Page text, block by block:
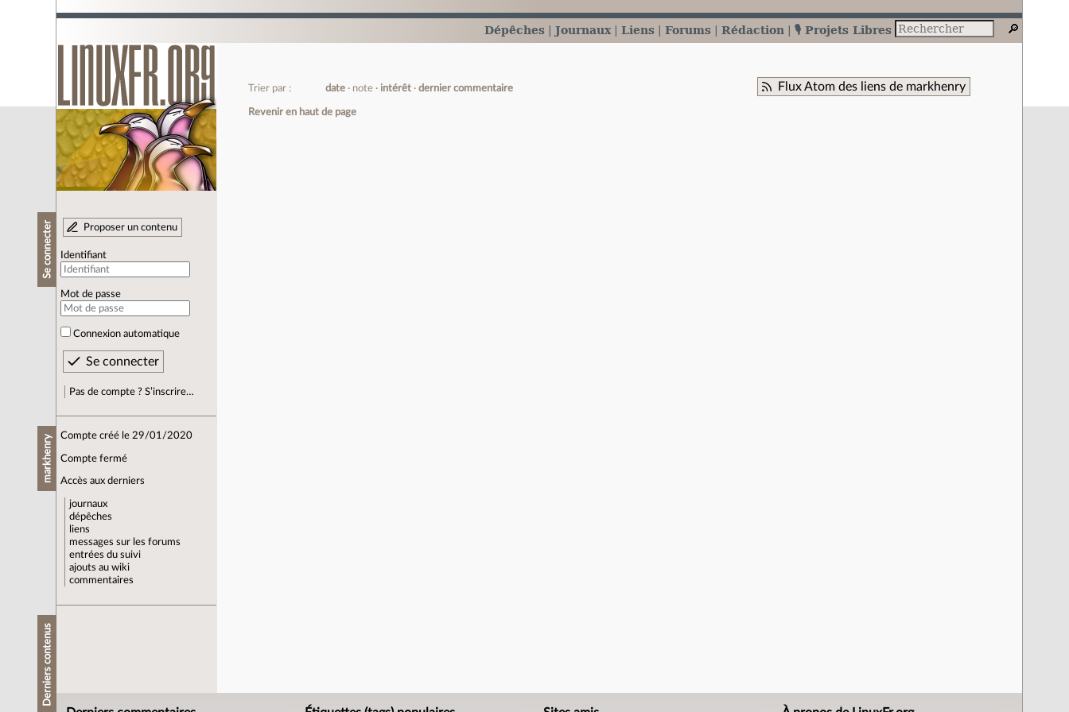
Dépêches Journaux Liens Forums Rédaction 🎙️ Projets Libres
Se connecter Proposer un contenu
Identifiant
Mot de passe
Connexion automatique
Pas de compte ? S’inscrire…
markhenry Compte créé le 29/01/2020
Compte fermé
Accès aux derniers
journaux
dépêches
liens
messages sur les forums
entrées du suivi
ajouts au wiki
commentaires
Derniers contenus
Flux Atom des liens de markhenry
Trier par : date note intérêt dernier commentaire
Revenir en haut de page